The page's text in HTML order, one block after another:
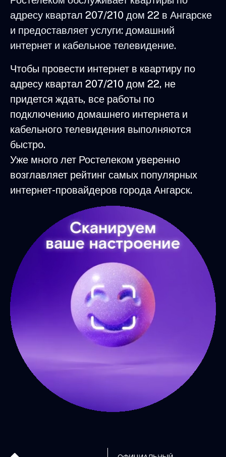
адресу квартал 207/210 дом 22 в Ангарске
и предоставляет услуги: домашний
интернет и кабельное телевидение.
Чтобы провести интернет в квартиру по
адресу квартал 207/210 дом 22, не
придется ждать, все работы по
подключению домашнего интернета и
кабельного телевидения выполняются
быстро.
Уже много лет Ростелеком уверенно
возглавляет рейтинг самых популярных
интернет-провайдеров города Ангарск.